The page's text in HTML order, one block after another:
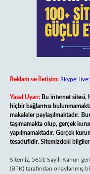
Reklam ve İletişim: Skype:
Yasal Uyarı: Bu internet sitesi,
hiçbir bağlantısı
makaleler paylaşılmaktadır.
taşımamakta olup, gerçek
yapılmamaktadır. Gerçek
tesadüfidir. Sitemizdeki
Sitemiz, 5651 Sayılı Kanun
(BTK) tarafından onaylanmış